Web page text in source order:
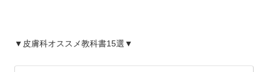
▼皮膚科オススメ教科書15選▼